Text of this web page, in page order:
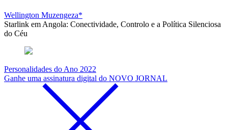
Wellington Muzengeza*
Starlink em Angola: Conectividade, Controlo e a Política Silenciosa
do Céu
Personalidades do Ano 2022
Ganhe uma assinatura digital do NOVO JORNAL